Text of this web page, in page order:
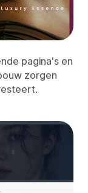
pagina's en
zorgen